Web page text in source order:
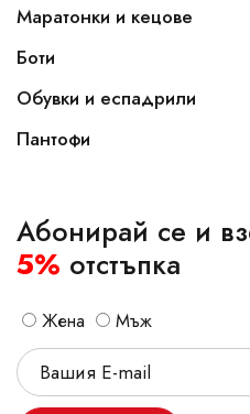
Маратонки и кецове
Боти
Обувки и еспадрили
Пантофи
Абонирай се и
5% отстъпка
Жена Мъж